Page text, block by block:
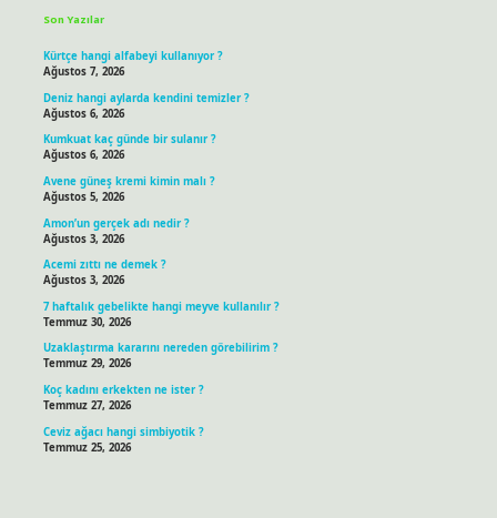
Son Yazılar
Kürtçe hangi alfabeyi kullanıyor ?
Ağustos 7, 2026
Deniz hangi aylarda kendini temizler ?
Ağustos 6, 2026
Kumkuat kaç günde bir sulanır ?
Ağustos 6, 2026
Avene güneş kremi kimin malı ?
Ağustos 5, 2026
Amon’un gerçek adı nedir ?
Ağustos 3, 2026
Acemi zıttı ne demek ?
Ağustos 3, 2026
7 haftalık gebelikte hangi meyve kullanılır ?
Temmuz 30, 2026
Uzaklaştırma kararını nereden görebilirim ?
Temmuz 29, 2026
Koç kadını erkekten ne ister ?
Temmuz 27, 2026
Ceviz ağacı hangi simbiyotik ?
Temmuz 25, 2026